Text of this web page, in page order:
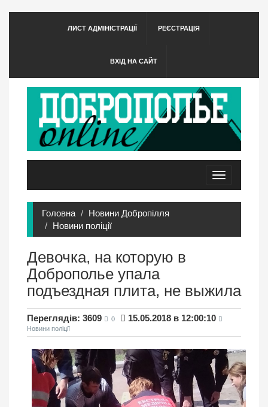
ЛИСТ АДМІНІСТРАЦІЇ РЕЄСТРАЦІЯ
ВХІД НА САЙТ
Toggle
navigation
Головна
Новини Добропілля
Новини поліції
Девочка, на которую в
Доброполье упала
подъездная плита, не выжила
Переглядів: 3609 0 15.05.2018 в 12:00:10
Новини поліції